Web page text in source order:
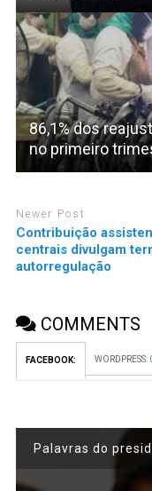
86,1% dos
no primeiro
Newer Post
Contribuição
centrais divulgam
autorregulação
COMMENTS
FACEBOOK: WORDPRESS:
Palavras do